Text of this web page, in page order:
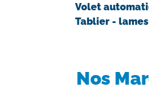
Volet
Tablier -
Nos